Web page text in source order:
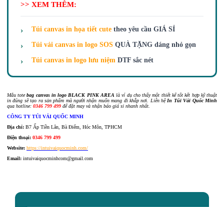
>> XEM THÊM:
Túi canvas in họa tiết cute theo yêu cầu GIÁ SỈ
Túi vải canvas in logo SOS QUÀ TẶNG dáng nhỏ gọn
Túi canvas in logo lưu niệm DTF sắc nét
Mẫu totebag canvas in logo BLACK PINK AREA là ví dụ cho thấy một thiết kế tốt kết hợp kỹ thuật
in đúng sẽ tạo ra sản phẩm mà người nhận muốn mang đi khắp nơi. Liên hệ In Túi Vải Quốc Minh
qua hotline: 0346 799 499 để đặt may và nhận báo giá sỉ nhanh nhất.
CÔNG TY TÚI VẢI QUỐC MINH
Địa chỉ: B7 Ấp Tiền Lân, Bà Điểm, Hóc Môn, TPHCM
Điện thoại: 0346 799 499
Website: https://intuivaiquocminh.com/
Email: intuivaiquocminhcom@gmail.com